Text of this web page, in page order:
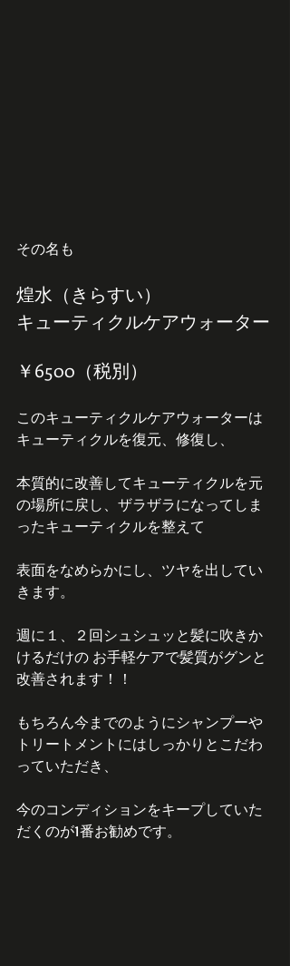
その名も
煌水（きらすい）
キューティクルケアウォーター
￥6500（税別）
このキューティクルケアウォーターは
キューティクルを復元、修復し、
本質的に改善してキューティクルを元
の場所に戻し、ザラザラになってしま
ったキューティクルを整えて
表面をなめらかにし、ツヤを出してい
きます。
週に１、２回シュシュッと髪に吹きか
けるだけの お手軽ケアで髪質がグンと
改善されます！！
もちろん今までのようにシャンプーや
トリートメントにはしっかりとこだわ
っていただき、
今のコンディションをキープしていた
だくのが1番お勧めです。